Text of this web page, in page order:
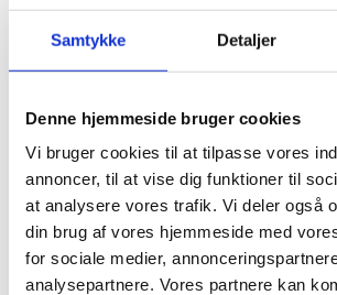
Samtykke Detaljer
Denne hjemmeside bruger cookies
Vi bruger cookies til at tilpasse vores
annoncer, til at vise dig funktioner til
at analysere vores trafik. Vi deler også
din brug af vores hjemmeside med
for sociale medier,
analysepartnere. Vores partnere kan
Ja, det er der faktisk mange virksomheder,
Denne hybridløsning kombinerer det
Beholde visse data lokalt:For at
regulatoriske krav eller sikre ekstra
Udnytte brugervenligheden fra
de intuitive funktioner og
SharePoint Online.